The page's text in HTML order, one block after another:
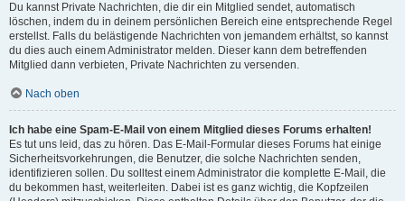
Du kannst Private Nachrichten, die dir ein Mitglied sendet, automatisch
löschen, indem du in deinem persönlichen Bereich eine entsprechende Regel
erstellst. Falls du belästigende Nachrichten von jemandem erhältst, so kannst
du dies auch einem Administrator melden. Dieser kann dem betreffenden
Mitglied dann verbieten, Private Nachrichten zu versenden.
Nach oben
Ich habe eine Spam-E-Mail von einem Mitglied dieses Forums erhalten!
Es tut uns leid, das zu hören. Das E-Mail-Formular dieses Forums hat einige
Sicherheitsvorkehrungen, die Benutzer, die solche Nachrichten senden,
identifizieren sollen. Du solltest einem Administrator die komplette E-Mail, die
du bekommen hast, weiterleiten. Dabei ist es ganz wichtig, die Kopfzeilen